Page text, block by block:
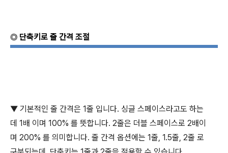
◎ 단축키로 줄 간격 조절
▼ 기본적인 줄 간격은 1줄 입니다. 싱글 스페이스라고도 하는
데 1배 이며 100% 를 뜻합니다. 2줄은 더블 스페이스로 2배이
며 200% 를 의미합니다. 줄 간격 옵션에는 1줄, 1.5줄, 2줄 로